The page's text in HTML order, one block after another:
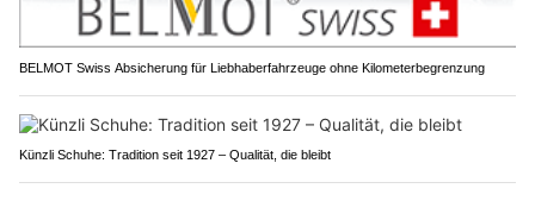
BELMOT Swiss Absicherung für Liebhaberfahrzeuge ohne Kilometerbegrenzung
Künzli Schuhe: Tradition seit 1927 – Qualität, die bleibt